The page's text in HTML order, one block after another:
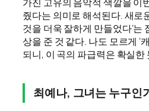
가진 고유의 음악적 색깔을 이
줬다는 의미로 해석된다. 새로
것을 더욱 잘하게 만들었다’는
상을 준 것 같다. 나도 모르게 ‘
되니, 이 곡의 파급력은 확실한
최예나, 그녀는 누구인